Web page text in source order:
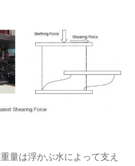
量は浮かぶ水によって支え